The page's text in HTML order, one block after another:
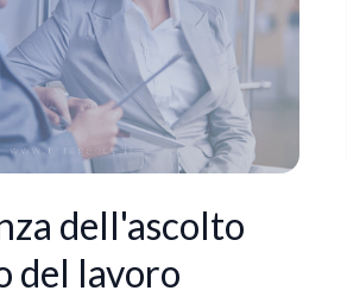
dell'ascolto
del lavoro